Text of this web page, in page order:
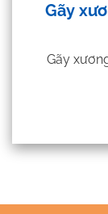
Gãy
Gãy